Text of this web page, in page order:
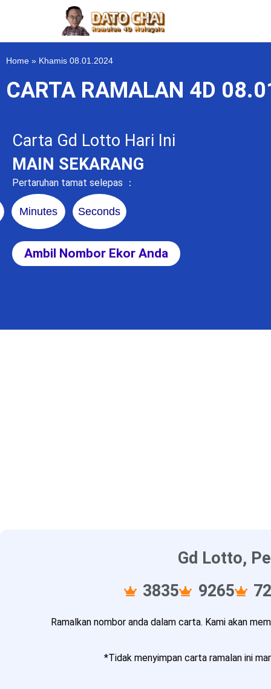
Home » Khamis 08.01.2024
CARTA RAMALAN 4D
Carta Gd Lotto Hari Ini
MAIN SEKARANG
Pertaruhan tamat selepas ：
Minutes Seconds
Ambil Nombor Ekor Anda
Gd Lotto,
3835
9265
Ramalkan nombor anda dalam carta. Kami akan
*Tidak menyimpan carta ramalan ini